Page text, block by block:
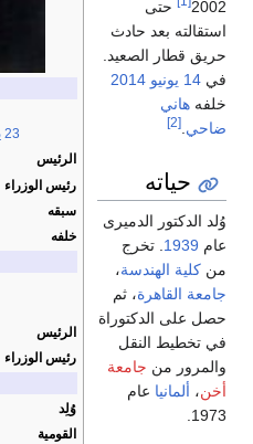
23 يوليو
الرئيس
رئيس الوزراء
سبقه
خلفه
الرئيس
رئيس الوزراء
وُلِد
القومية
2002
حتى
استقالته بعد حادث
حريق قطار الصعيد.
في 14 يونيو
2014
خلفه هاني
ضاحي [2]
حياته
وُلد الدكتور الدميرى
عام 1939. تخرج
من كلية الهندسة،
جامعة القاهرة، ثم
حصل على الدكتوراة
في تخطيط النقل
والمرور من جامعة
أخن، ألمانيا عام
1973.